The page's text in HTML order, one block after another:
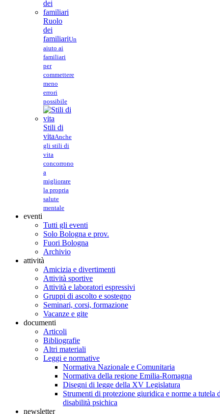
Ruolo
dei
familiariUn
aiuto ai
familiari
per
commettere
meno
errori
possibile
Stili di
vitaAnche
gli stili di
vita
concorrono
a
migliorare
la propria
salute
mentale
eventi
Tutti gli eventi
Solo Bologna e prov.
Fuori Bologna
Archivio
attività
Amicizia e divertimenti
Attività sportive
Attività e laboratori espressivi
Gruppi di ascolto e sostegno
Seminari, corsi, formazione
Vacanze e gite
documenti
Articoli
Bibliografie
Altri materiali
Leggi e normative
Normativa Nazionale e Comunitaria
Normativa della regione Emilia-Romagna
Disegni di legge della XV Legislatura
Strumenti di protezione giuridica e norme a tutela
disabilità psichica
newsletter